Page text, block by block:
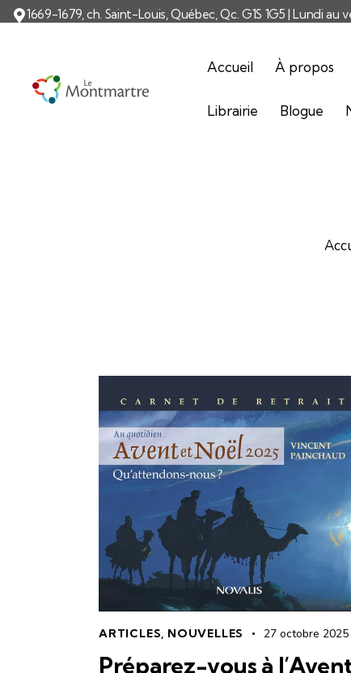
1669-1679, ch. Saint-Louis, Québec, Qc. G1S 1G5 | Lundi au
Accueil À propos
Librairie Blogue
ARTICLES, NOUVELLES 27 octobre 2025
Préparez-vous à